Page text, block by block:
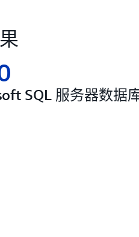
SQL 服务器数据